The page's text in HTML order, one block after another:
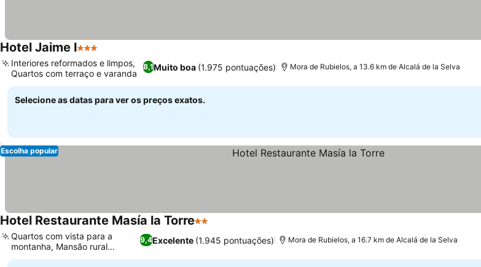
Hotel Jaime I3 Estrelas
8,1Muito boa (1.975 pontuações)
Interiores reformados e limpos,
Quartos com terraço e varanda
Mora de Rubielos, a 13.6 km de Alcalá de la Selva
Selecione as datas para ver os preços exatos.
Escolha popular
Hotel Restaurante Masía la Torre2 Estrelas
9,4Excelente (1.945 pontuações)
Quartos com vista para a
montanha, Mansão rural
restaurada
Mora de Rubielos, a 16.7 km de Alcalá de la Selva